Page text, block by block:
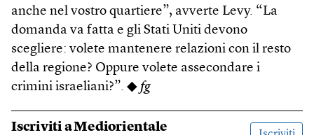
anche nel vostro quartiere”, avverte Levy. “La
domanda va fatta e gli Stati Uniti devono
scegliere: volete mantenere relazioni con il resto
della regione? Oppure volete assecondare i
crimini israeliani?”. ◆ fg
Iscriviti aMediorientale